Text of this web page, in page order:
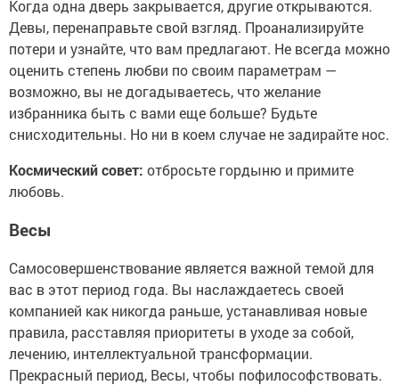
Когда одна дверь закрывается, другие открываются.
Девы, перенаправьте свой взгляд. Проанализируйте
потери и узнайте, что вам предлагают. Не всегда можно
оценить степень любви по своим параметрам —
возможно, вы не догадываетесь, что желание
избранника быть с вами еще больше? Будьте
снисходительны. Но ни в коем случае не задирайте нос.
Космический совет: отбросьте гордыню и примите
любовь.
Весы
Самосовершенствование является важной темой для
вас в этот период года. Вы наслаждаетесь своей
компанией как никогда раньше, устанавливая новые
правила, расставляя приоритеты в уходе за собой,
лечению, интеллектуальной трансформации.
Прекрасный период, Весы, чтобы пофилософствовать.